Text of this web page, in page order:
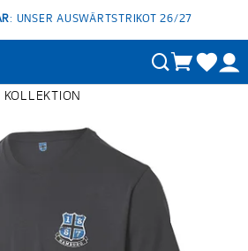
: UNSER AUSWÄRTSTRIKOT 26/27